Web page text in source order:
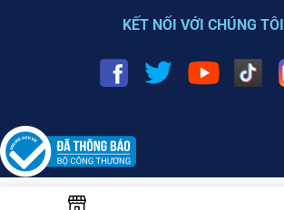
KẾT NỐI VỚI CHÚNG TÔI